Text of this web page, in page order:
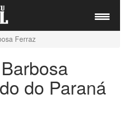
Ferraz
do Paraná